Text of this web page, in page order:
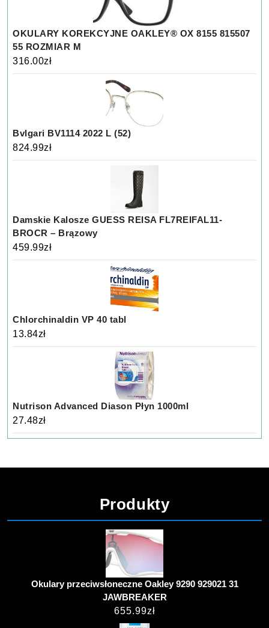
OKULARY KOREKCYJNE OAKLEY® OX 8155 815507
55 ROZMIAR M
316.00zł
Bvlgari BV1114 2022 L (52)
824.99zł
Damskie Kalosze GUESS REISA FL7REIFAL11-
BROCR – Brązowy
459.99zł
Chlorchinaldin VP 40 tabl
13.84zł
Nutrison Advanced Diason Płyn 1000ml
27.48zł
Produkty
Okulary przeciwsłoneczne Oakley 9290 929021 31
JAWBREAKER
655.99zł